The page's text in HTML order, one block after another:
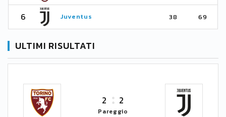
6 Juventus 38 69
ULTIMI RISULTATI
2 2
Pareggio